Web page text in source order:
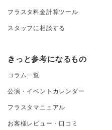
フラスタ料金計算ツール
スタッフに相談する
きっと参考になるもの
コラム一覧
公演・イベントカレンダー
フラスタマニュアル
お客様レビュー・口コミ